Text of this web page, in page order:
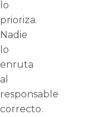
lo
prioriza.
Nadie
lo
enruta
al
responsable
correcto.